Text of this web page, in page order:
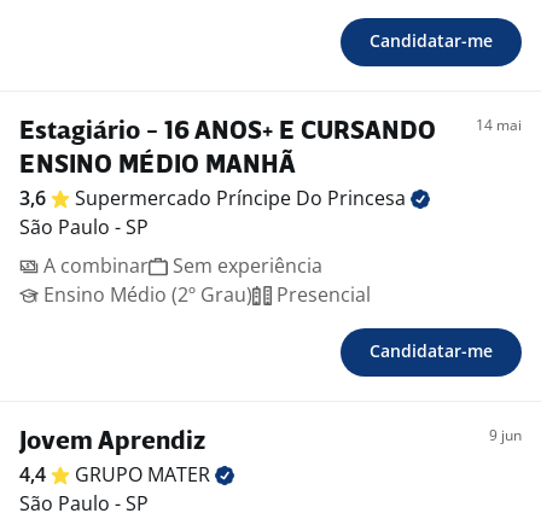
Candidatar-me
Estagiário - 16 ANOS+ E CURSANDO
ENSINO MÉDIO MANHÃ
14 mai
3,6 Supermercado Príncipe Do Princesa
São Paulo - SP
A combinar
Sem experiência
Ensino Médio (2º Grau)
Presencial
Candidatar-me
Jovem Aprendiz 9 jun
4,4 GRUPO MATER
São Paulo - SP